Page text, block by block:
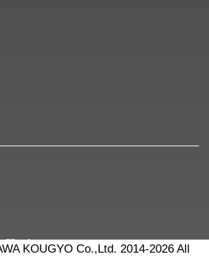
問い合わせ
KOUGYO Co.,Ltd. 2014-2026 All